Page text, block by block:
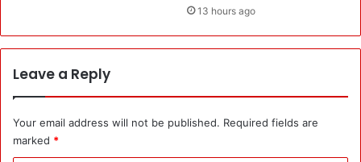
ज
रि
ये
ह
म
A
c
t
o
n
:
क
13 hours ago
Leave a Reply
Your email address will not be published. Required fields are
marked *